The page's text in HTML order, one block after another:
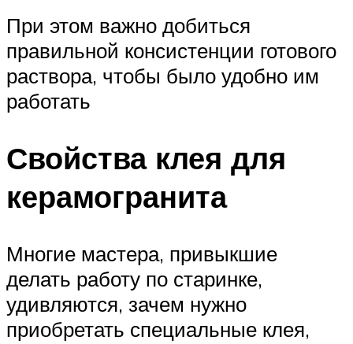
При этом важно добиться
правильной консистенции готового
раствора, чтобы было удобно им
работать
Свойства клея для
керамогранита
Многие мастера, привыкшие
делать работу по старинке,
удивляются, зачем нужно
приобретать специальные клея,